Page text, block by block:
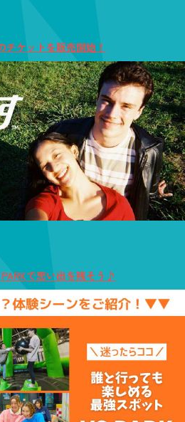
チケットを販売開始！
で思い出を残そう♪